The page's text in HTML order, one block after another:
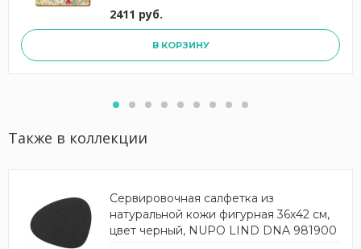
2411 руб.
В КОРЗИНУ
Также в коллекции
Сервировочная салфетка из
натуральной кожи фигурная 36х42 см,
цвет черный, NUPO LIND DNA 981900